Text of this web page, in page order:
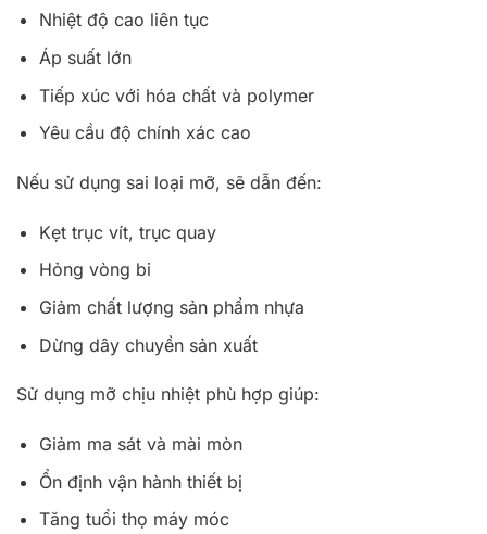
Nhiệt độ cao liên tục
Áp suất lớn
Tiếp xúc với hóa chất và polymer
Yêu cầu độ chính xác cao
Nếu sử dụng sai loại mỡ, sẽ dẫn đến:
Kẹt trục vít, trục quay
Hỏng vòng bi
Giảm chất lượng sản phẩm nhựa
Dừng dây chuyền sản xuất
Sử dụng mỡ chịu nhiệt phù hợp giúp:
Giảm ma sát và mài mòn
Ổn định vận hành thiết bị
Tăng tuổi thọ máy móc